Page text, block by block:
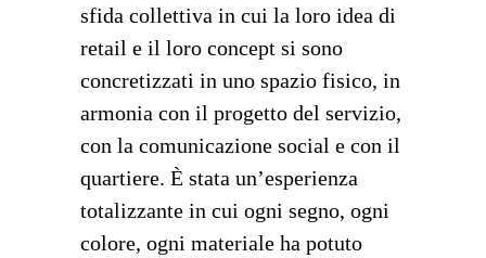
sfida collettiva in cui la loro idea di
retail e il loro concept si sono
concretizzati in uno spazio fisico, in
armonia con il progetto del servizio,
con la comunicazione social e con il
quartiere. È stata un’esperienza
totalizzante in cui ogni segno, ogni
colore, ogni materiale ha potuto